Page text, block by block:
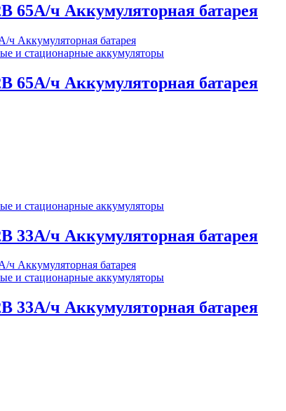
65А/ч Аккумуляторная батарея
и стационарные аккумуляторы
65А/ч Аккумуляторная батарея
и стационарные аккумуляторы
33А/ч Аккумуляторная батарея
и стационарные аккумуляторы
33А/ч Аккумуляторная батарея